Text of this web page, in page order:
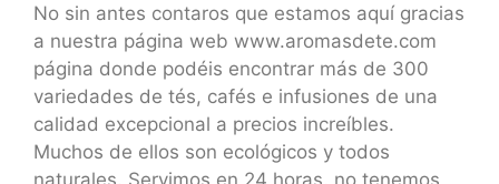
No sin antes contaros que estamos aquí gracias
a nuestra página web www.aromasdete.com
página donde podéis encontrar más de 300
variedades de tés, cafés e infusiones de una
calidad excepcional a precios increíbles.
Muchos de ellos son ecológicos y todos
naturales. Servimos en 24 horas, no tenemos